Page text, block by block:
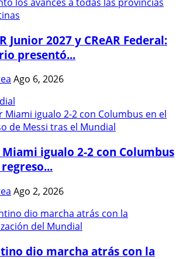
Junior 2027 y CReAR Federal:
presentó...
Ago 6, 2026
igualo 2-2 con Columbus
Ago 2, 2026
dio marcha atrás con la